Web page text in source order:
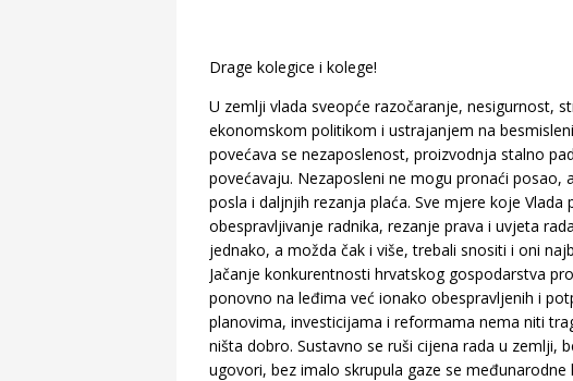
Drage kolegice i kolege!
U zemlji vlada sveopće razočaranje, nesigurnost,
ekonomskom politikom i ustrajanjem na
povećava se nezaposlenost, proizvodnja stalno
povećavaju. Nezaposleni ne mogu pronaći posao,
posla i daljnjih rezanja plaća. Sve mjere koje
obespravljivanje radnika, rezanje prava i uvjeta
jednako, a možda čak i više, trebali snositi i oni
Jačanje konkurentnosti hrvatskog gospodarstva
ponovno na leđima već ionako obespravljenih i
planovima, investicijama i reformama nema niti
ništa dobro. Sustavno se ruši cijena rada u zemlji,
ugovori, bez imalo skrupula gaze se